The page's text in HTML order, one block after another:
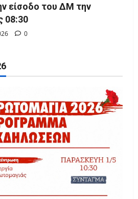
είσοδο του ΔΜ την
08:30
0